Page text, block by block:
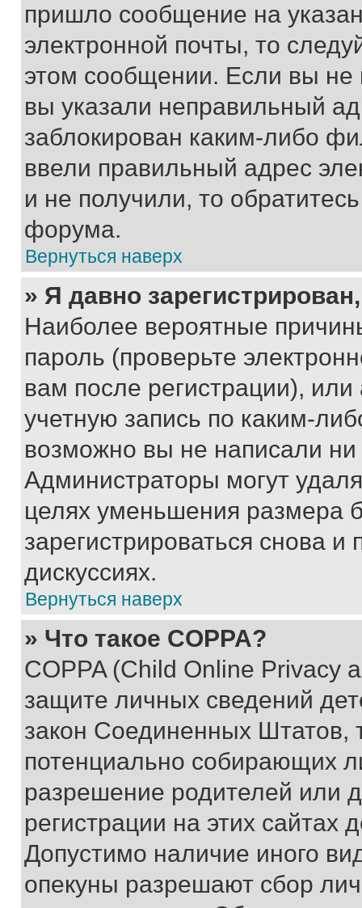
пришло сообщение на
электронной почты, то
этом сообщении. Если вы
вы указали неправильный
заблокирован каким-либо
ввели правильный адрес
и не получили, то
форума.
Вернуться наверх
» Я давно
Наиболее вероятные
пароль (проверьте
вам после регистрации),
учетную запись по каким-
возможно вы не написали
Администраторы могут
целях уменьшения размера
зарегистрироваться снова и
дискуссиях.
Вернуться наверх
» Что такое COPPA?
COPPA (Child Online Privacy
защите личных сведений
закон Соединенных Штатов,
потенциально собирающих
разрешение родителей или
регистрации на этих сайтах
Допустимо наличие иного
опекуны разрешают сбор